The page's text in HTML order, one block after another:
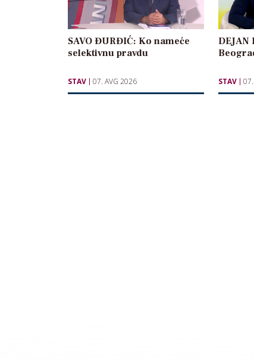
SAVO ĐURĐIĆ: Ko nameće
selektivnu pravdu
STAV 07. AVG 2026
DEJAN
STAV